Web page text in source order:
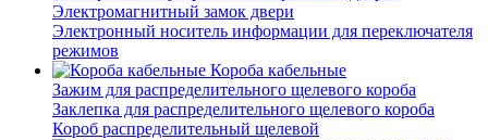
Электромагнитный замок двери
Электронный носитель информации для переключателя
режимов
Короба кабельные
Зажим для распределительного щелевого короба
Заклепка для распределительного щелевого короба
Короб распределительный щелевой